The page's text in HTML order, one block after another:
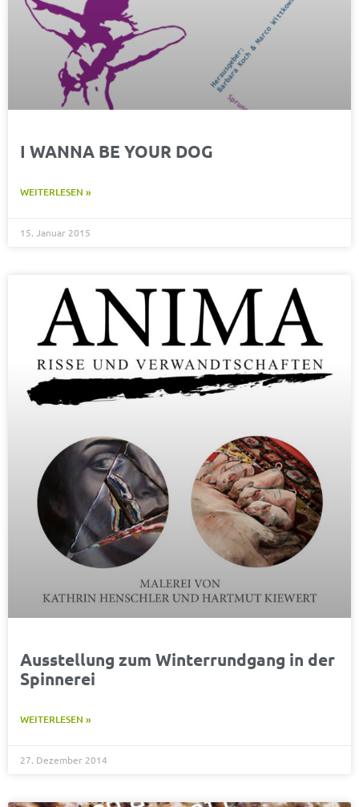
I WANNA BE YOUR DOG
WEITERLESEN »
15. Januar 2015
Ausstellung zum Winterrundgang in der
Spinnerei
WEITERLESEN »
27. Dezember 2014